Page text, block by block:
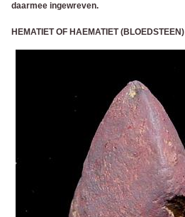
daarmee ingewreven.
HEMATIET OF HAEMATIET (BLOEDSTEEN)